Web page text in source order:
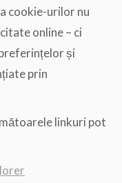
cookie-urilor nu
online – ci
și
prin
linkuri pot